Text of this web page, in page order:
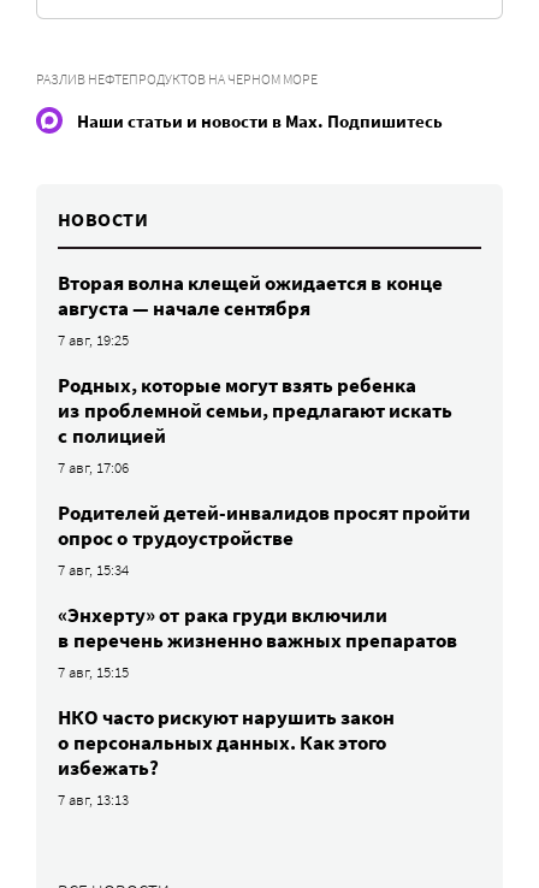
РАЗЛИВ НЕФТЕПРОДУКТОВ НА ЧЕРНОМ МОРЕ
Наши статьи и новости в Max. Подпишитесь
НОВОСТИ
Вторая волна клещей ожидается в конце
августа — начале сентября
7 авг, 19:25
Родных, которые могут взять ребенка
из проблемной семьи, предлагают искать
с полицией
7 авг, 17:06
Родителей детей-инвалидов просят пройти
опрос о трудоустройстве
7 авг, 15:34
«Энхерту» от рака груди включили
в перечень жизненно важных препаратов
7 авг, 15:15
НКО часто рискуют нарушить закон
о персональных данных. Как этого
избежать?
7 авг, 13:13